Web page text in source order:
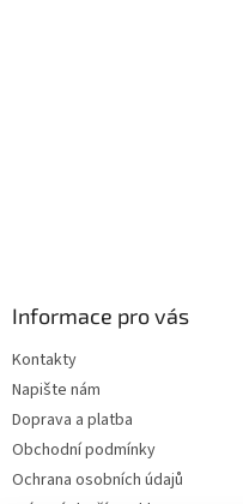
Informace pro vás
Kontakty
Napište nám
Doprava a platba
Obchodní podmínky
Ochrana osobních údajů